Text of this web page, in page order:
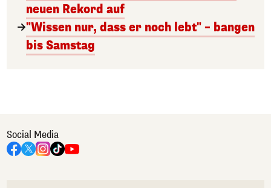
neuen Rekord auf
"Wissen nur, dass er noch lebt" – bangen
bis Samstag
Social Media